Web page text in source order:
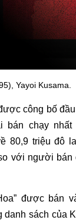
Yayoi Kusama.
công bố
bán chạy nhất
80,9 triệu đô
với người bán
được bán
danh sách của